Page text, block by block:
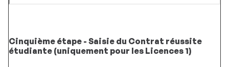
Cinquième étape - Saisie du Contrat réussite
étudiante (uniquement pour les Licences 1)